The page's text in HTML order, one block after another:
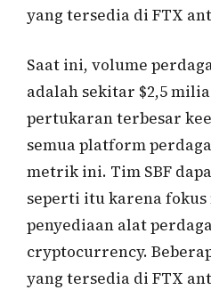
yang tersedia di FTX
Saat ini, volume
adalah sekitar $2,5
pertukaran terbesar
semua platform
metrik ini. Tim SBF
seperti itu karena fokus
penyediaan alat
cryptocurrency.
yang tersedia di FTX